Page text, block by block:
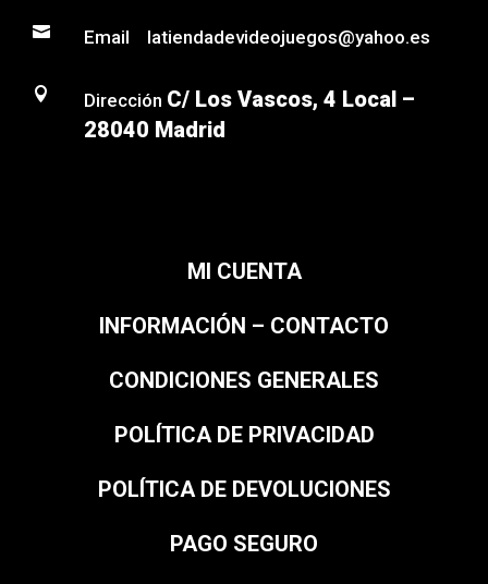
 Email latiendadevideojuegos@yahoo.es
 Dirección C/ Los Vascos, 4 Local –
28040 Madrid
MI CUENTA
INFORMACIÓN – CONTACTO
CONDICIONES GENERALES
POLÍTICA DE PRIVACIDAD
POLÍTICA DE DEVOLUCIONES
PAGO SEGURO